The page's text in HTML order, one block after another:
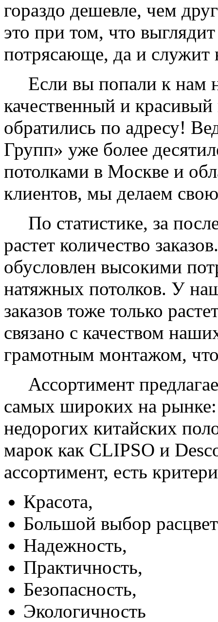
гораздо дешевле, чем
это при том, что
потрясающе, да и служит
Если вы попали к нам
качественный и
обратились по адресу!
Групп» уже более
потолками в Москве и
клиентов, мы делаем
По статистике, за
растет количество
обусловлен высокими
натяжных потолков. У
заказов тоже только
связано с качеством
грамотным монтажом,
Ассортимент
самых широких на
недорогих китайских
марок как CLIPSO и
ассортимент, есть
Красота,
Большой выбор
Надежность,
Практичность,
Безопасность,
Экологичность